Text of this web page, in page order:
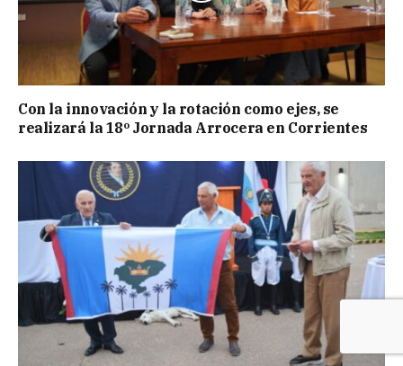
Con la innovación y la rotación como ejes, se
realizará la 18º Jornada Arrocera en Corrientes